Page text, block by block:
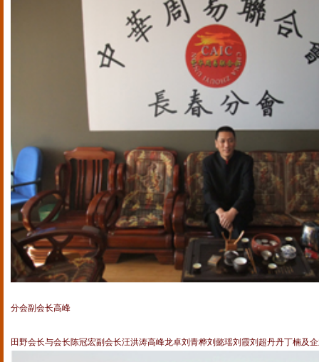
分会副会长高峰
田野会长与会长陈冠宏副会长汪洪涛高峰龙卓刘青桦刘懿瑶刘霞刘超丹丹丁楠及